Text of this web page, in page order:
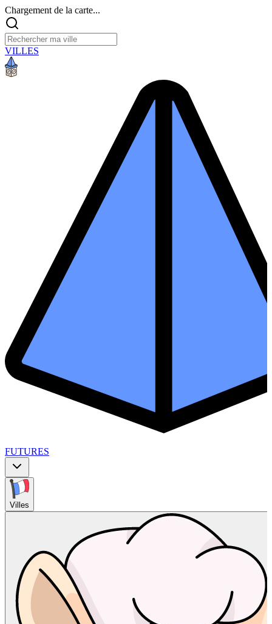
Chargement de la carte...
VILLES
FUTURES
Villes